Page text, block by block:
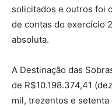
solicitados e outros foi
de contas do exercício
absoluta.
A Destinação das
de R$10.198.374,41
mil, trezentos e